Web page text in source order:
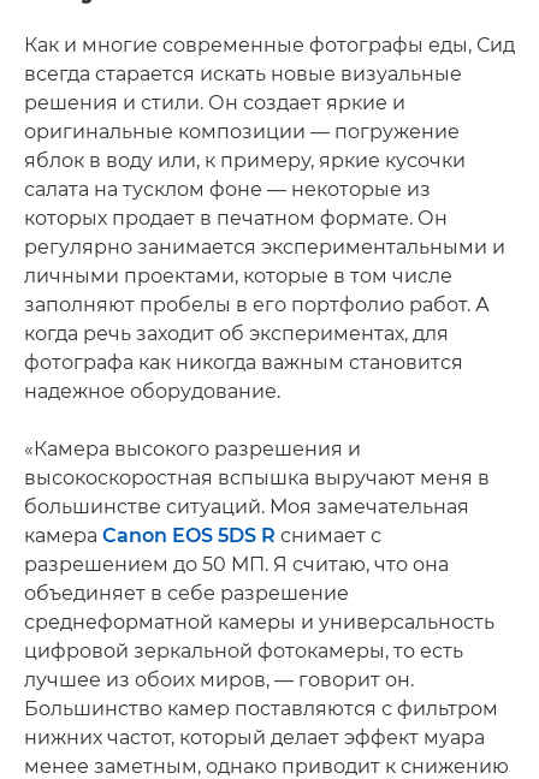
Как и многие современные фотографы еды, Сид
всегда старается искать новые визуальные
решения и стили. Он создает яркие и
оригинальные композиции — погружение
яблок в воду или, к примеру, яркие кусочки
салата на тусклом фоне — некоторые из
которых продает в печатном формате. Он
регулярно занимается экспериментальными и
личными проектами, которые в том числе
заполняют пробелы в его портфолио работ. А
когда речь заходит об экспериментах, для
фотографа как никогда важным становится
надежное оборудование.
«Камера высокого разрешения и
высокоскоростная вспышка выручают меня в
большинстве ситуаций. Моя замечательная
камера Canon EOS 5DS R снимает с
разрешением до 50 МП. Я считаю, что она
объединяет в себе разрешение
среднеформатной камеры и универсальность
цифровой зеркальной фотокамеры, то есть
лучшее из обоих миров, — говорит он.
Большинство камер поставляются с фильтром
нижних частот, который делает эффект муара
менее заметным, однако приводит к снижению